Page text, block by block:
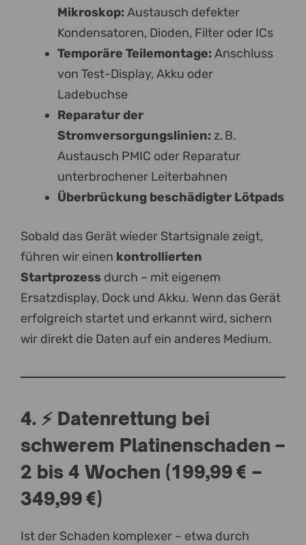
Mikroskop:Austausch defekter
Kondensatoren, Dioden, Filter oder ICs
Temporäre Teilemontage:Anschluss
von Test-Display, Akku oder
Ladebuchse
Reparatur der
Stromversorgungslinien:z. B.
Austausch PMIC oder Reparatur
unterbrochener Leiterbahnen
Überbrückung beschädigter Lötpads
Sobald das Gerät wieder Startsignale zeigt,
führen wir einen kontrollierten
Startprozess durch – mit eigenem
Ersatzdisplay, Dock und Akku. Wenn das Gerät
erfolgreich startet und erkannt wird, sichern
wir direkt die Daten auf ein anderes Medium.
4. ⚡ Datenrettung bei
schwerem Platinenschaden –
2 bis 4 Wochen (199,99 € –
349,99 €)
Ist der Schaden komplexer – etwa durch